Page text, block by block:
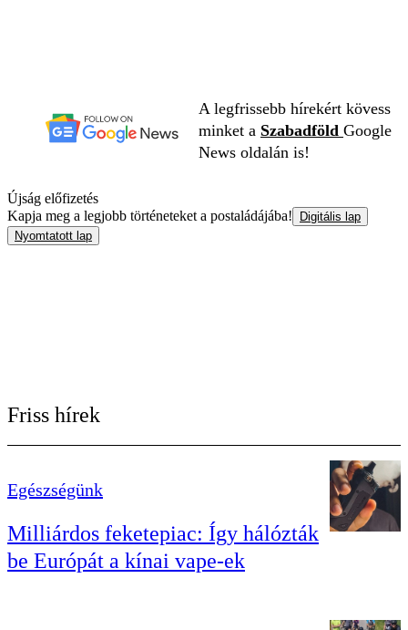
A legfrissebb hírekért kövess
minket a Szabadföld Google
News oldalán is!
Újság előfizetés
Kapja meg a legjobb történeteket a postaládájába!
Digitális lap
Nyomtatott lap
Friss hírek
Egészségünk
Milliárdos feketepiac: Így hálózták
be Európát a kínai vape-ek